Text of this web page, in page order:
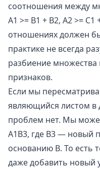
соотношения между
A1 >= B1 + B2, A2 >=
отношениях должен
практике не всегда
разбиение
признаков.
Если мы
являющийся листом в
проблем нет. Мы
A1B3, где B3 — новый
основанию B. То есть
даже добавить новый